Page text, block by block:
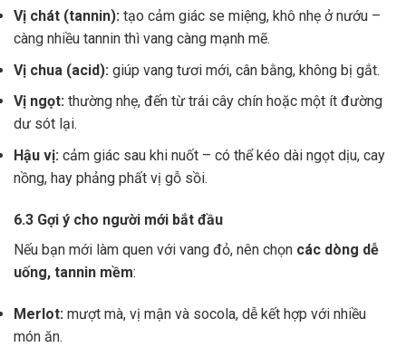
Vị chát (tannin): tạo cảm giác se miệng, khô nhẹ ở nướu –
càng nhiều tannin thì vang càng mạnh mẽ.
Vị chua (acid): giúp vang tươi mới, cân bằng, không bị gắt.
Vị ngọt: thường nhẹ, đến từ trái cây chín hoặc một ít đường
dư sót lại.
Hậu vị: cảm giác sau khi nuốt – có thể kéo dài ngọt dịu, cay
nồng, hay phảng phất vị gỗ sồi.
6.3 Gợi ý cho người mới bắt đầu
Nếu bạn mới làm quen với vang đỏ, nên chọn các dòng dễ
uống, tannin mềm:
Merlot: mượt mà, vị mận và socola, dễ kết hợp với nhiều
món ăn.